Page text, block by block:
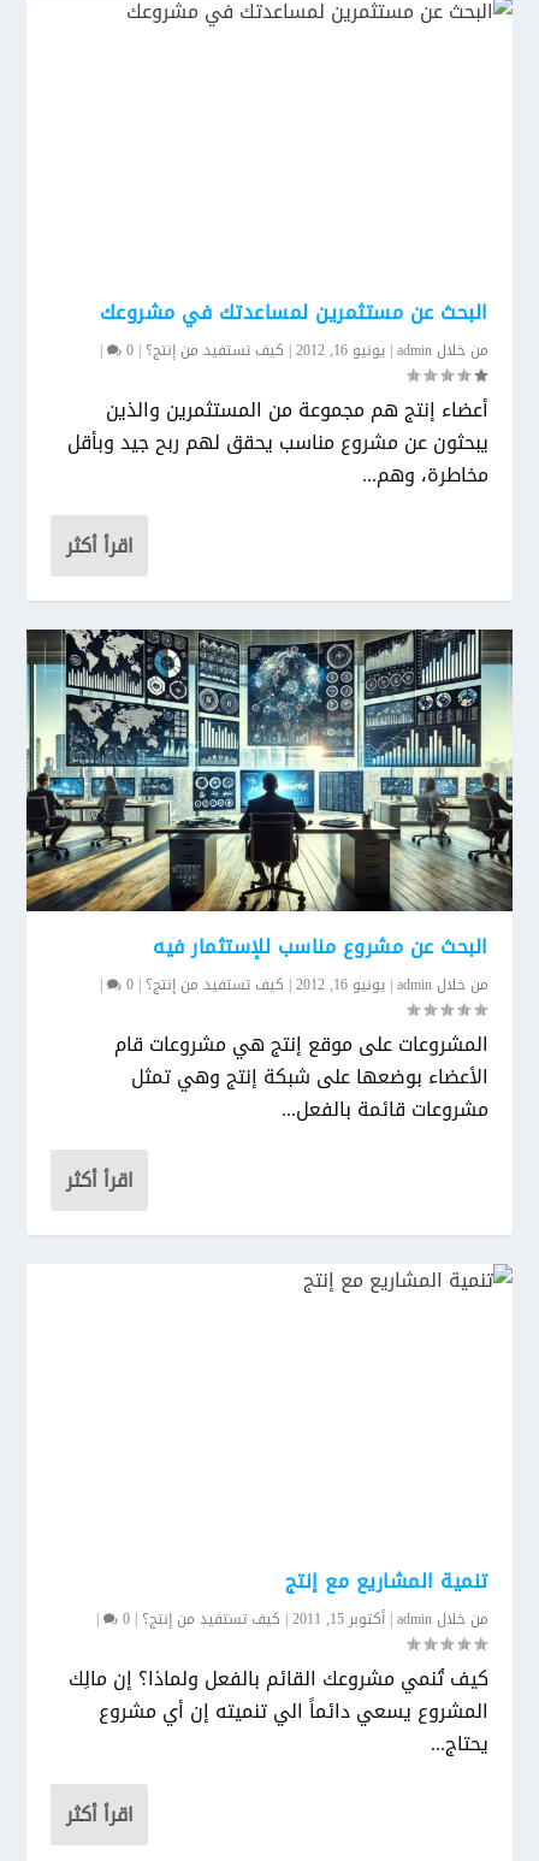
البحث عن مستثمرين لمساعدتك في مشروعك
من خلالadmin
|يونيو 16, 2012 | كيف تستفيد من إنتج؟ |
0
|
أعضاء إنتج هم مجموعة من المستثمرين والذين
يبحثون عن مشروع مناسب يحقق لهم ربح جيد وبأقل
مخاطرة، وهم...
اقرأ أكثر
البحث عن مشروع مناسب للإستثمار فيه
من خلالadmin
|يونيو 16, 2012 | كيف تستفيد من إنتج؟ |
0
|
المشروعات على موقع إنتج هي مشروعات قام
الأعضاء بوضعها على شبكة إنتج وهي تمثل
مشروعات قائمة بالفعل...
اقرأ أكثر
تنمية المشاريع مع إنتج
من خلالadmin
|أكتوبر 15, 2011 | كيف تستفيد من إنتج؟ |
0
|
كيف تُنمي مشروعك القائم بالفعل ولماذا؟ إن مالِك
المشروع يسعي دائماً الي تنميته إن أي مشروع
يحتاج...
اقرأ أكثر